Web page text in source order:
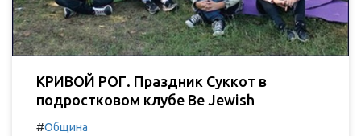
КРИВОЙ РОГ. Праздник Суккот в
подростковом клубе Be Jewish
#Община